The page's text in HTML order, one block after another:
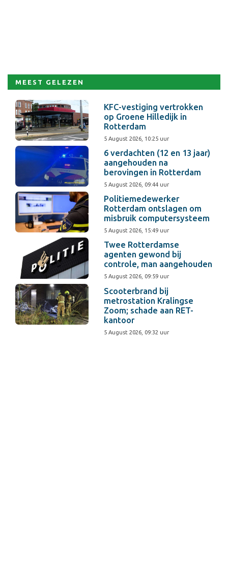
MEEST GELEZEN
KFC-vestiging vertrokken
op Groene Hilledijk in
Rotterdam
5 August 2026, 10:25 uur
6 verdachten (12 en 13 jaar)
aangehouden na
berovingen in Rotterdam
5 August 2026, 09:44 uur
Politiemedewerker
Rotterdam ontslagen om
misbruik computersysteem
5 August 2026, 15:49 uur
Twee Rotterdamse
agenten gewond bij
controle, man aangehouden
5 August 2026, 09:59 uur
Scooterbrand bij
metrostation Kralingse
Zoom; schade aan RET-
kantoor
5 August 2026, 09:32 uur